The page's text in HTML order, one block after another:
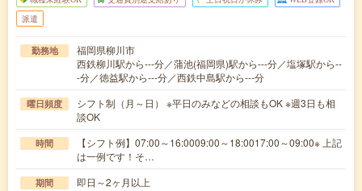
派遣
勤務地
福岡県柳川市
西鉄柳川駅から---分／蒲池(福岡県)駅から---分／塩塚駅から--
-分／徳益駅から---分／西鉄中島駅から---分
曜日頻度
シフト制（月～日） ※平日のみなどの相談もOK ※週3日も相
談OK
時間
【シフト例】07:00～16:0009:00～18:0017:00～09:00※ 上記
は一例です！そ…
期間 即日～2ヶ月以上